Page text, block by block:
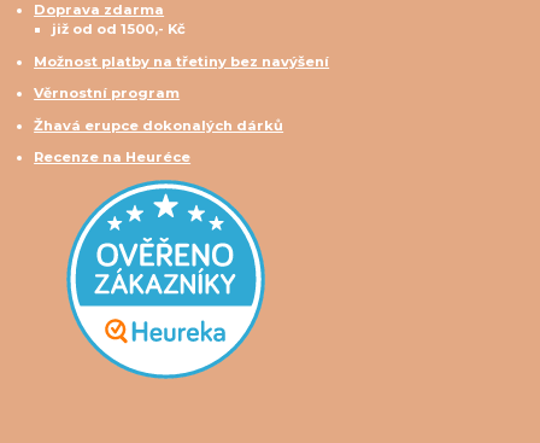
Doprava zdarma
již od od 1500,- Kč
Možnost platby na třetiny bez navýšení
Věrnostní program
Žhavá erupce dokonalých dárků
Recenze na Heuréce